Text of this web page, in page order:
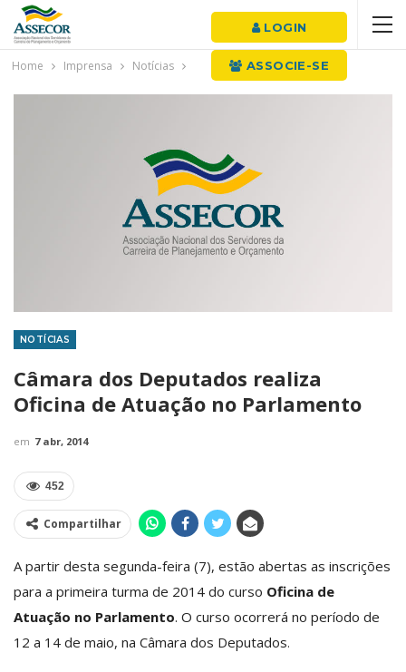
LOGIN
ASSOCIE-SE
Home Imprensa Notícias
NOTÍCIAS
Câmara dos Deputados realiza
Oficina de Atuação no Parlamento
em 7 abr, 2014
452
Compartilhar
A partir desta segunda-feira (7), estão abertas as inscrições
para a primeira turma de 2014 do curso Oficina de
Atuação no Parlamento. O curso ocorrerá no período de
12 a 14 de maio, na Câmara dos Deputados.